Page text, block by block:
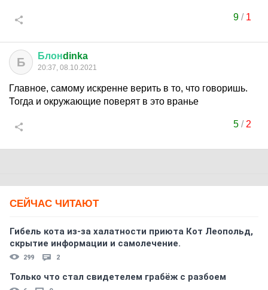
9/ 1
Б Блонdinka
20:37, 08.10.2021
Главное, самому искренне верить в то, что говоришь.
Тогда и окружающие поверят в это вранье
5/ 2
СЕЙЧАС ЧИТАЮТ
Гибель кота из-за халатности приюта Кот Леопольд,
скрытиe информации и самолечение.
299 2
Только что стал свидетелем грабёж с разбоем